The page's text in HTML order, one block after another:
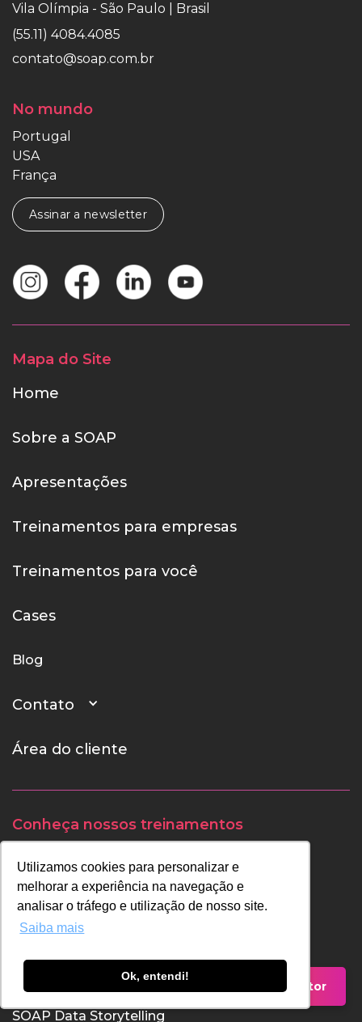
Utilizamos cookies para personalizar e
melhorar a experiência na navegação e
analisar o tráfego e utilização de nosso site.
Saiba mais
Ok, entendi!
Falar com um Consultor
Vila Olímpia - São Paulo | Brasil
(55.11) 4084.4085
contato@soap.com.br
No mundo
Portugal
USA
França
Assinar a newsletter
Mapa do Site
Home
Sobre a SOAP
Apresentações
Treinamentos para empresas
Treinamentos para você
Cases
Blog
Contato
Área do cliente
Conheça nossos treinamentos
SOAP Visual
SOAP Slides
SOAP StorySelling
SOAP Data Storytelling